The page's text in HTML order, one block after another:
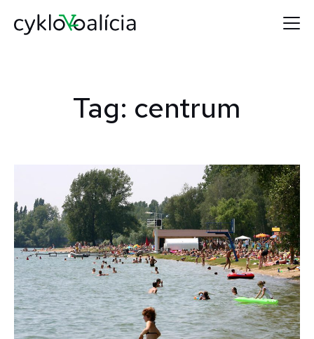
Tag: centrum